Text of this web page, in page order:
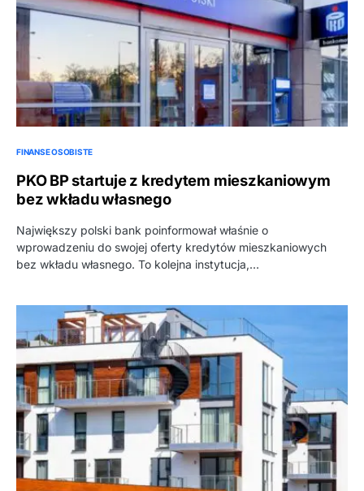
FINANSE OSOBISTE
PKO BP startuje z kredytem mieszkaniowym
bez wkładu własnego
Największy polski bank poinformował właśnie o
wprowadzeniu do swojej oferty kredytów mieszkaniowych
bez wkładu własnego. To kolejna instytucja,…